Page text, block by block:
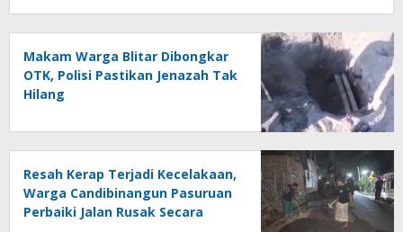
Makam Warga Blitar Dibongkar
OTK, Polisi Pastikan Jenazah Tak
Hilang
Resah Kerap Terjadi Kecelakaan,
Warga Candibinangun Pasuruan
Perbaiki Jalan Rusak Secara